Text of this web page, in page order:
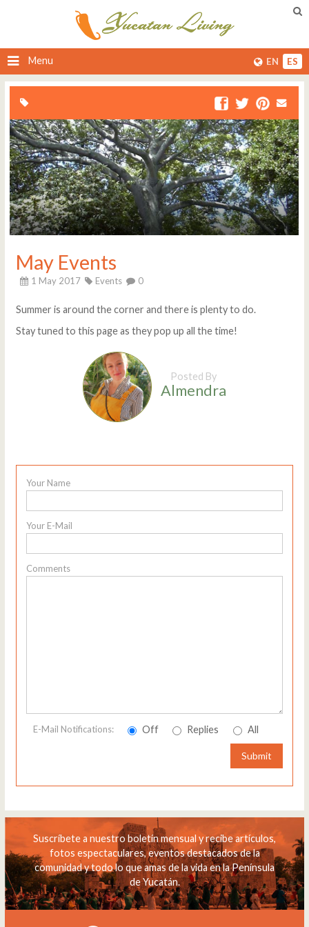
Menu EN ES
May Events
1 May 2017 Events 0
Summer is around the corner and there is plenty to do.
Stay tuned to this page as they pop up all the time!
Posted By
Almendra
Your Name
Your E-Mail
Comments
E-Mail Notifications: Off Replies All
Submit
Suscríbete a nuestro boletín mensual y recibe artículos,
fotos espectaculares, eventos destacados de la
comunidad y todo lo que amas de la vida en la Península
de Yucatán.